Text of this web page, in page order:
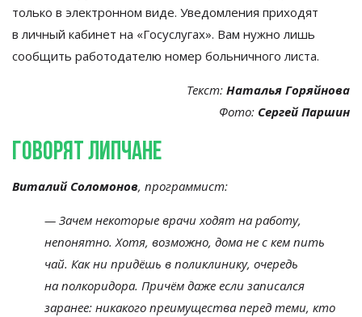
только в электронном виде. Уведомления приходят
в личный кабинет на «Госуслугах». Вам нужно лишь
сообщить работодателю номер больничного листа.
Текст: Наталья Горяйнова
Фото: Сергей Паршин
Говорят липчане
Виталий Соломонов, программист:
— Зачем некоторые врачи ходят на работу,
непонятно. Хотя, возможно, дома не с кем пить
чай. Как ни придёшь в поликлинику, очередь
на полкоридора. Причём даже если записался
заранее: никакого преимущества перед теми, кто